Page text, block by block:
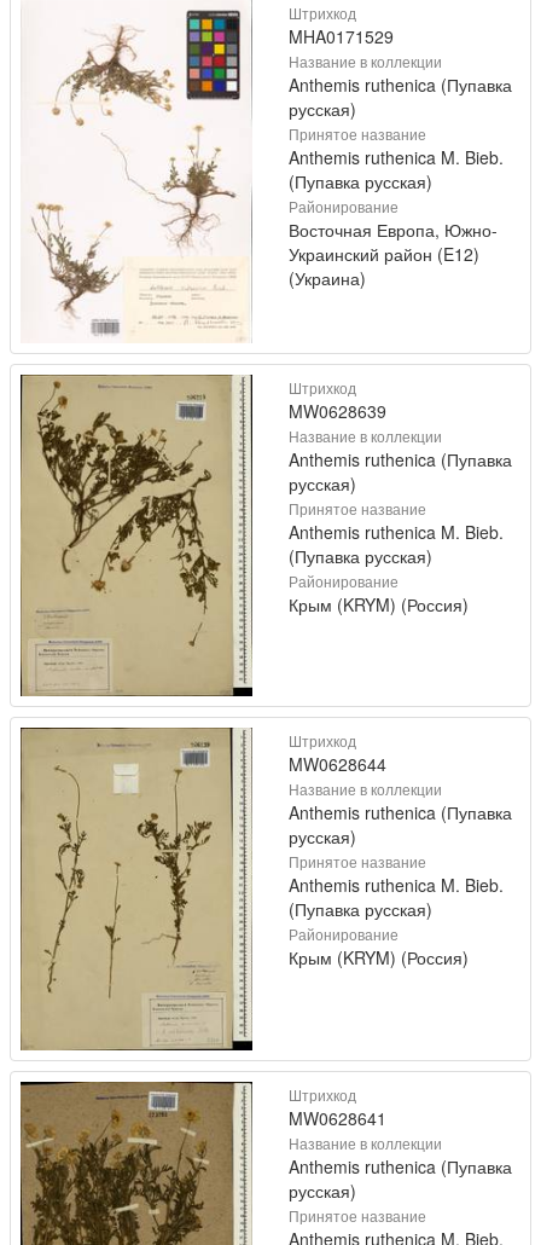
Штрихкод
MHA0171529
Название в коллекции
Anthemis ruthenica (Пупавка
русская)
Принятое название
Anthemis ruthenica M. Bieb.
(Пупавка русская)
Районирование
Восточная Европа, Южно-
Украинский район (E12)
(Украина)
Штрихкод
MW0628639
Название в коллекции
Anthemis ruthenica (Пупавка
русская)
Принятое название
Anthemis ruthenica M. Bieb.
(Пупавка русская)
Районирование
Крым (KRYM) (Россия)
Штрихкод
MW0628644
Название в коллекции
Anthemis ruthenica (Пупавка
русская)
Принятое название
Anthemis ruthenica M. Bieb.
(Пупавка русская)
Районирование
Крым (KRYM) (Россия)
Штрихкод
MW0628641
Название в коллекции
Anthemis ruthenica (Пупавка
русская)
Принятое название
Anthemis ruthenica M. Bieb.